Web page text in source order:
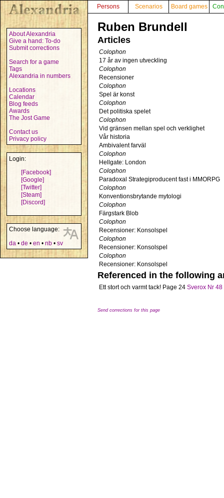
About Alexandria
Give a hand: To-do
Submit corrections
Search for a game
Tags
Alexandria in numbers
Locations
Calendar
Blog feeds
Awards
The Jost Game
Contact us
Privacy policy
Login:
[Facebook]
[Google]
[Twitter]
[Steam]
[Discord]
Choose language:
da • de • en • nb • sv
Persons Scenarios Board games
Ruben Brundell
Articles
Colophon
17 år av ingen utveckling
Colophon
Recensioner
Colophon
Spel är konst
Colophon
Det politiska spelet
Colophon
Vid gränsen mellan spel och verklighet
Vår historia
Ambivalent farväl
Colophon
Hellgate: London
Colophon
Paradoxal Strategiproducent fast i MMORPG
Colophon
Konventionsbrytande mytologi
Colophon
Färgstark Blob
Colophon
Recensioner: Konsolspel
Colophon
Recensioner: Konsolspel
Colophon
Recensioner: Konsolspel
Referenced in the following
Ett stort och varmt tack! Page 24 Sverox Nr 48
Send corrections for this page